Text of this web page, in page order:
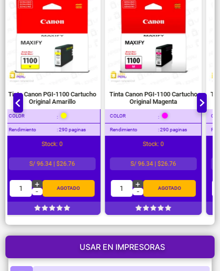
Tinta Canon PGI-1100 Cartucho
Original Amarillo
COLOR
Rendimiento : 290 paginas
Stock: 0
S/ 96.34 | $26.76
1 AGOTADO
Tinta Canon PGI-1100 Cartucho
Original Magenta
COLOR
Rendimiento : 290 paginas
Stock: 0
S/ 96.34 | $26.76
1 AGOTADO
USAR EN IMPRESORAS